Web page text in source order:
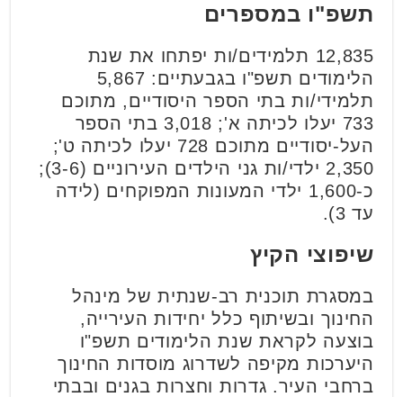
תשפ"ו במספרים
12,835 תלמידים/ות יפתחו את שנת
הלימודים תשפ"ו בגבעתיים: 5,867
תלמידי/ות בתי הספר היסודיים, מתוכם
733 יעלו לכיתה א'; 3,018 בתי הספר
העל-יסודיים מתוכם 728 יעלו לכיתה ט';
2,350 ילדי/ות גני הילדים העירוניים (3-6);
כ-1,600 ילדי המעונות המפוקחים (לידה
עד 3).
שיפוצי הקיץ
במסגרת תוכנית רב-שנתית של מינהל
החינוך ובשיתוף כלל יחידות העירייה,
בוצעה לקראת שנת הלימודים תשפ"ו
היערכות מקיפה לשדרוג מוסדות החינוך
ברחבי העיר. גדרות וחצרות בגנים ובבתי